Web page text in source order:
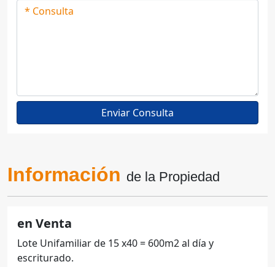
Información de la Propiedad
en Venta
Lote Unifamiliar de 15 x40 = 600m2 al día y
escriturado.